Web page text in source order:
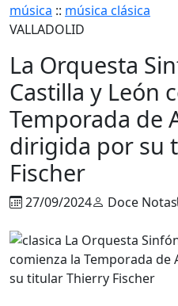
música :: música clásica
VALLADOLID
La Orquesta
Castilla y León
Temporada de
dirigida por su
Fischer
27/09/2024 Doce Notas